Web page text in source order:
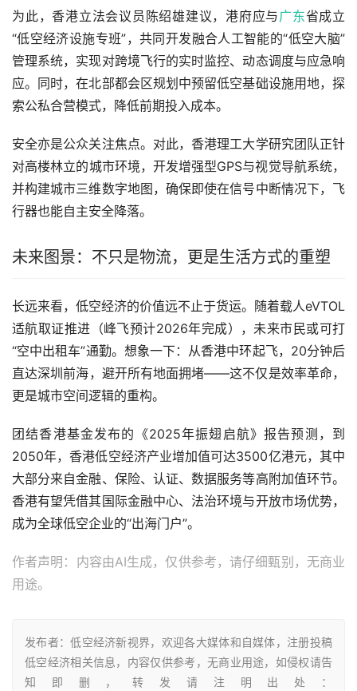
为此，香港立法会议员陈绍雄建议，港府应与广东省成立
“低空经济设施专班”，共同开发融合人工智能的“低空大脑”
管理系统，实现对跨境飞行的实时监控、动态调度与应急响
应。同时，在北部都会区规划中预留低空基础设施用地，探
索公私合营模式，降低前期投入成本。
安全亦是公众关注焦点。对此，香港理工大学研究团队正针
对高楼林立的城市环境，开发增强型GPS与视觉导航系统，
并构建城市三维数字地图，确保即使在信号中断情况下，飞
行器也能自主安全降落。
未来图景：不只是物流，更是生活方式的重塑
长远来看，低空经济的价值远不止于货运。随着载人eVTOL
适航取证推进（峰飞预计2026年完成），未来市民或可打
“空中出租车”通勤。想象一下：从香港中环起飞，20分钟后
直达深圳前海，避开所有地面拥堵——这不仅是效率革命，
更是城市空间逻辑的重构。
团结香港基金发布的《2025年振翅启航》报告预测，到
2050年，香港低空经济产业增加值可达3500亿港元，其中
大部分来自金融、保险、认证、数据服务等高附加值环节。
香港有望凭借其国际金融中心、法治环境与开放市场优势，
成为全球低空企业的“出海门户”。
作者声明：内容由AI生成，仅供参考，请仔细甄别，无商业
用途。
发布者：低空经济新视界，欢迎各大媒体和自媒体，注册投稿
低空经济相关信息，内容仅供参考，无商业用途，如侵权请告
知即删，转发请注明出处：